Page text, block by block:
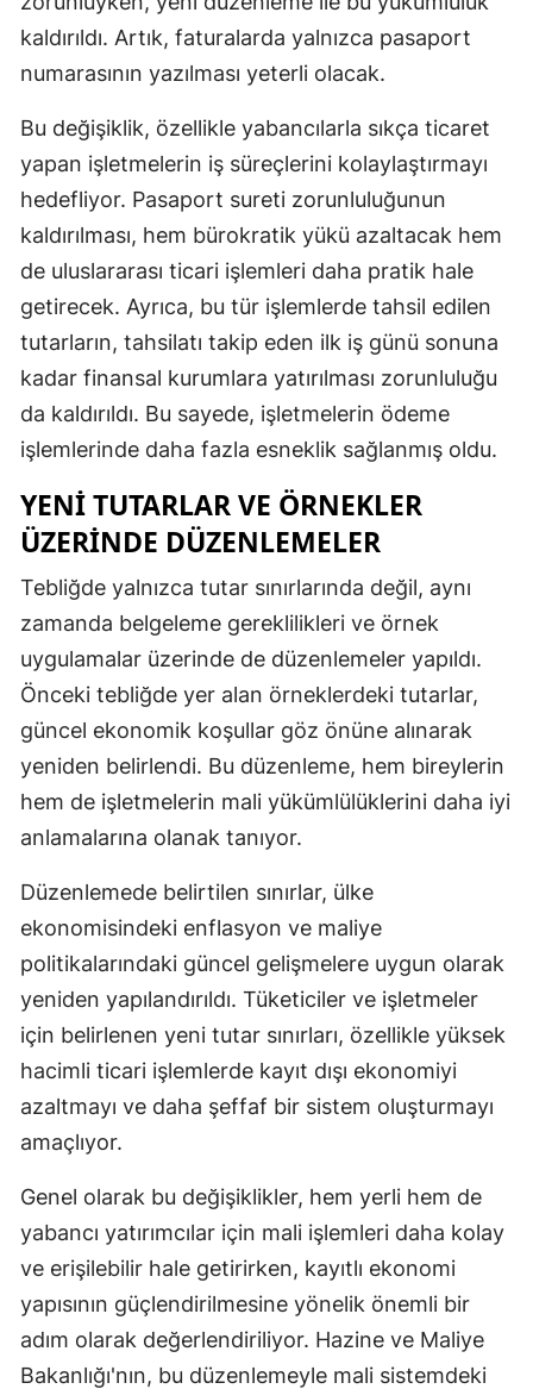
Samsun
Siirt
Sinop
Sivas
Tekirdağ
Tokat
Trabzon
Tunceli
Şanlıurfa
Van
Yozgat
Zonguldak
Aksaray
Bayburt
Karaman
Şırnak
Bartın
Ardahan
Iğdır
Yalova
Kilis
Osmaniye
Düzce
kaldırıldı. Artık, faturalarda yalnızca pasaport
numarasının yazılması yeterli olacak.
Bu değişiklik, özellikle yabancılarla sıkça ticaret
yapan işletmelerin iş süreçlerini kolaylaştırmayı
hedefliyor. Pasaport sureti zorunluluğunun
kaldırılması, hem bürokratik yükü azaltacak hem
de uluslararası ticari işlemleri daha pratik hale
getirecek. Ayrıca, bu tür işlemlerde tahsil edilen
tutarların, tahsilatı takip eden ilk iş günü sonuna
kadar finansal kurumlara yatırılması zorunluluğu
da kaldırıldı. Bu sayede, işletmelerin ödeme
işlemlerinde daha fazla esneklik sağlanmış oldu.
YENI TUTARLAR VE ÖRNEKLER
ÜZERINDE DÜZENLEMELER
Tebliğde yalnızca tutar sınırlarında değil, aynı
zamanda belgeleme gereklilikleri ve örnek
uygulamalar üzerinde de düzenlemeler yapıldı.
Önceki tebliğde yer alan örneklerdeki tutarlar,
güncel ekonomik koşullar göz önüne alınarak
yeniden belirlendi. Bu düzenleme, hem bireylerin
hem de işletmelerin mali yükümlülüklerini daha iyi
anlamalarına olanak tanıyor.
Düzenlemede belirtilen sınırlar, ülke
ekonomisindeki enflasyon ve maliye
politikalarındaki güncel gelişmelere uygun olarak
yeniden yapılandırıldı. Tüketiciler ve işletmeler
için belirlenen yeni tutar sınırları, özellikle yüksek
hacimli ticari işlemlerde kayıt dışı ekonomiyi
azaltmayı ve daha şeffaf bir sistem oluşturmayı
amaçlıyor.
Genel olarak bu değişiklikler, hem yerli hem de
yabancı yatırımcılar için mali işlemleri daha kolay
ve erişilebilir hale getirirken, kayıtlı ekonomi
yapısının güçlendirilmesine yönelik önemli bir
adım olarak değerlendiriliyor. Hazine ve Maliye
Bakanlığı'nın, bu düzenlemeyle mali sistemdeki